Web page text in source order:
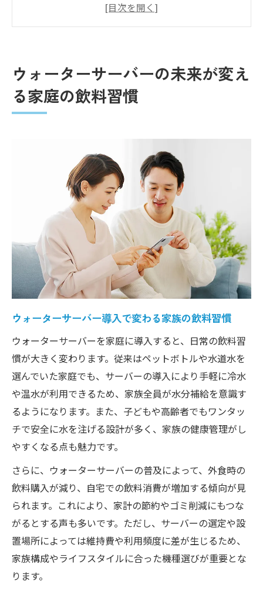
未来型ウォーターサーバーがもたらす新た
とは
ウォーターサーバーの未来が安心感を生む
安心な水生活を実現するウォーターサーバー進
最新ウォーターサーバー進化で安心な水生
活を実現
ウォーターサーバーの衛生技術が進化し続
ける理由
安心を生むウォーターサーバーの未来型機
能とは
ウォーターサーバーと水道水の比較で見え
る安心感
ウォーターサーバー進化が支える家族の安
全な水選び
子育て家庭におすすめの新時代ウォーターサー
バー術
子育て家庭も安心なウォーターサーバー活
用法
ウォーターサーバーが時短と安全を両立す
る理由
新時代ウォーターサーバーの選び方と注意
点
子育て世帯向けウォーターサーバーの特徴
解説
ウォーターサーバーの未来が変え
る家庭の飲料習慣
ウォーターサーバー導入で変わる家族の飲料習慣
ウォーターサーバーを家庭に導入すると、日常の飲料習
慣が大きく変わります。従来はペットボトルや水道水を
選んでいた家庭でも、サーバーの導入により手軽に冷水
や温水が利用できるため、家族全員が水分補給を意識す
るようになります。また、子どもや高齢者でもワンタッ
チで安全に水を注げる設計が多く、家族の健康管理がし
やすくなる点も魅力です。
さらに、ウォーターサーバーの普及によって、外食時の
飲料購入が減り、自宅での飲料消費が増加する傾向が見
られます。これにより、家計の節約やゴミ削減にもつな
がるとする声も多いです。ただし、サーバーの選定や設
置場所によっては維持費や利用頻度に差が生じるため、
家族構成やライフスタイルに合った機種選びが重要とな
ります。